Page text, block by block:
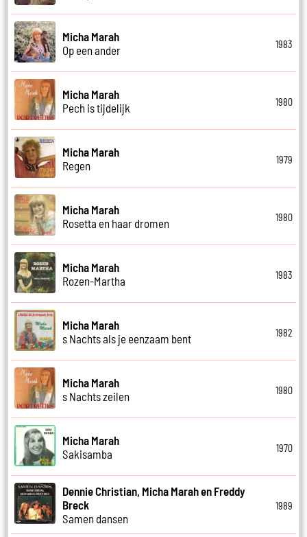
Micha Marah
Op een ander
1983
Micha Marah
Pech is tijdelijk
1980
Micha Marah
Regen
1979
Micha Marah
Rosetta en haar dromen
1980
Micha Marah
Rozen-Martha
1983
Micha Marah
s Nachts als je eenzaam bent
1982
Micha Marah
s Nachts zeilen
1980
Micha Marah
Sakisamba
1970
Dennie Christian, Micha Marah en Freddy
Breck
Samen dansen
1989